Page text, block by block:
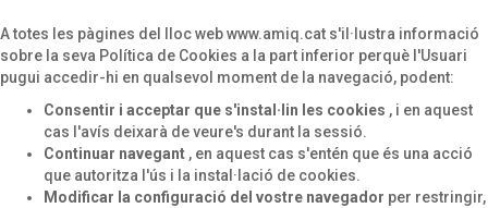
A totes les pàgines del lloc web www.amiq.cat s'il·lustra informació
sobre la seva Política de Cookies a la part inferior perquè l'Usuari
pugui accedir-hi en qualsevol moment de la navegació, podent:
Consentir i acceptar que s'instal·lin les cookies , i en aquest
cas l'avís deixarà de veure's durant la sessió.
Continuar navegant , en aquest cas s'entén que és una acció
que autoritza l'ús i la instal·lació de cookies.
Modificar la configuració del vostre navegador per restringir,